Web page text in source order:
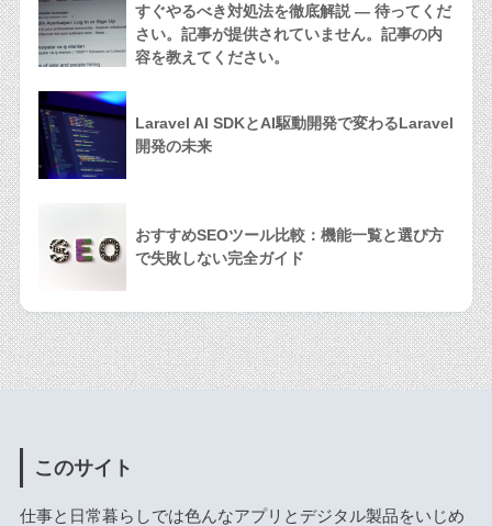
すぐやるべき対処法を徹底解説 — 待ってくだ
さい。記事が提供されていません。記事の内
容を教えてください。
Laravel AI SDKとAI駆動開発で変わるLaravel
開発の未来
おすすめSEOツール比較：機能一覧と選び方
で失敗しない完全ガイド
このサイト
仕事と日常暮らしでは色んなアプリとデジタル製品をいじめ